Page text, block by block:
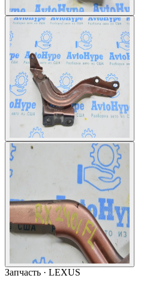
Запчасть · LEXUS